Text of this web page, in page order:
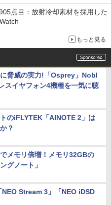
点目：放射冷却素材を採用した
もっと見る
脅威の実力!「Osprey」Nobl
スイヤフォン4機種を一気に聴
のiFLYTEK「AINOTE 2」は
？
メモリ倍増！メモリ32GBの
グノート」
Stream 3」「NEO iDSD